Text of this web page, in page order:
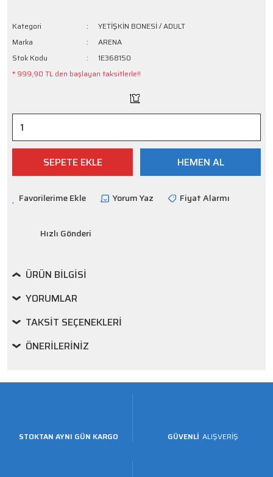
Kategori
YETİŞKİN BONESİ / ADULT
Marka
ARENA
Stok Kodu
1E368150
* 999,90 TL den başlayan taksitlerle!!
SEPETE EKLE HEMEN AL
Yorum Yaz Fiyat Alarmı
Hızlı Gönderi
ÜRÜN BILGISI
YORUMLAR
TAKSIT SEÇENEKLERI
ÖNERILERINIZ
STOKTAN AYNI GÜN KARGO GÜVENLİ ALIŞVERİŞ